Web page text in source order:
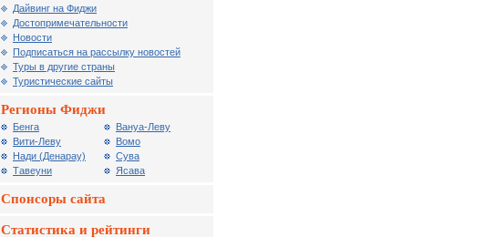
Дайвинг на Фиджи
Достопримечательности
Новости
Подписаться на рассылку новостей
Туры в другие страны
Туристические сайты
Регионы Фиджи
Бенга
Вити-Леву
Нади (Денарау)
Тавеуни
Вануa-Леву
Вомо
Сува
Ясава
Спонсоры сайта
Статистика и рейтинги